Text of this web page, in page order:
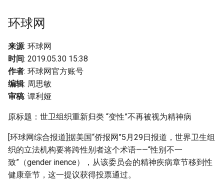
a
r
c
环球网
来源: 环球网
时间: 2019.05.30 15:38
作者: 环球网官方账号
编辑: 周思敏
审稿: 谭利娅
原标题：世卫组织重新归类 “变性”不再被视为精神病
[环球网综合报道]据美国“侨报网”5月29日报道，世界卫生组
织的立法机构要将跨性别者这个术语——“性别不一
致”（gender inence），从该委员会的精神疾病章节移到性
健康章节，这一提议获得投票通过。